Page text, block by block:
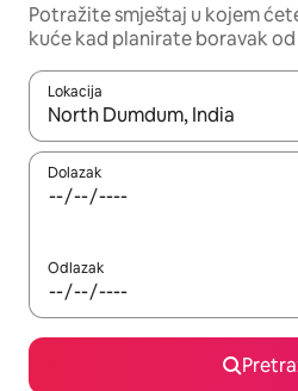
Potražite smještaj u kojem
kuće kad planirate boravak od
Lokacija
Kada budu dostupni rezultati,
Dolazak
Odlazak